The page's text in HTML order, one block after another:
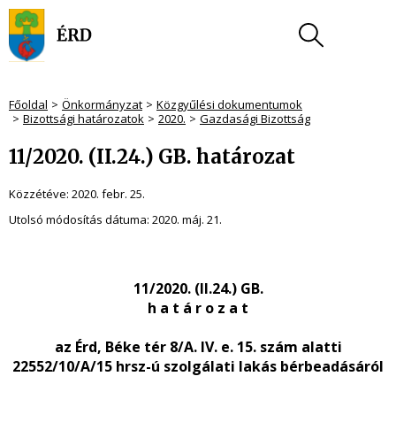
Főoldal Önkormányzat
Közgyűlési dokumentumok
Bizottsági határozatok
2020. Gazdasági Bizottság
11/2020. (II.24.) GB. határozat
Közzétéve: 2020. febr. 25.
Utolsó módosítás dátuma: 2020. máj. 21.
11/2020. (II.24.) GB.
h a t á r o z a t
az Érd, Béke tér 8/A. IV. e. 15. szám alatti
22552/10/A/15 hrsz-ú szolgálati lakás bérbeadásáról